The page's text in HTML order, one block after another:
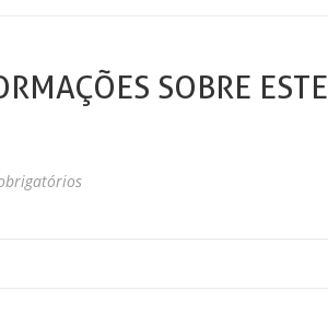
SOBRE ESTE